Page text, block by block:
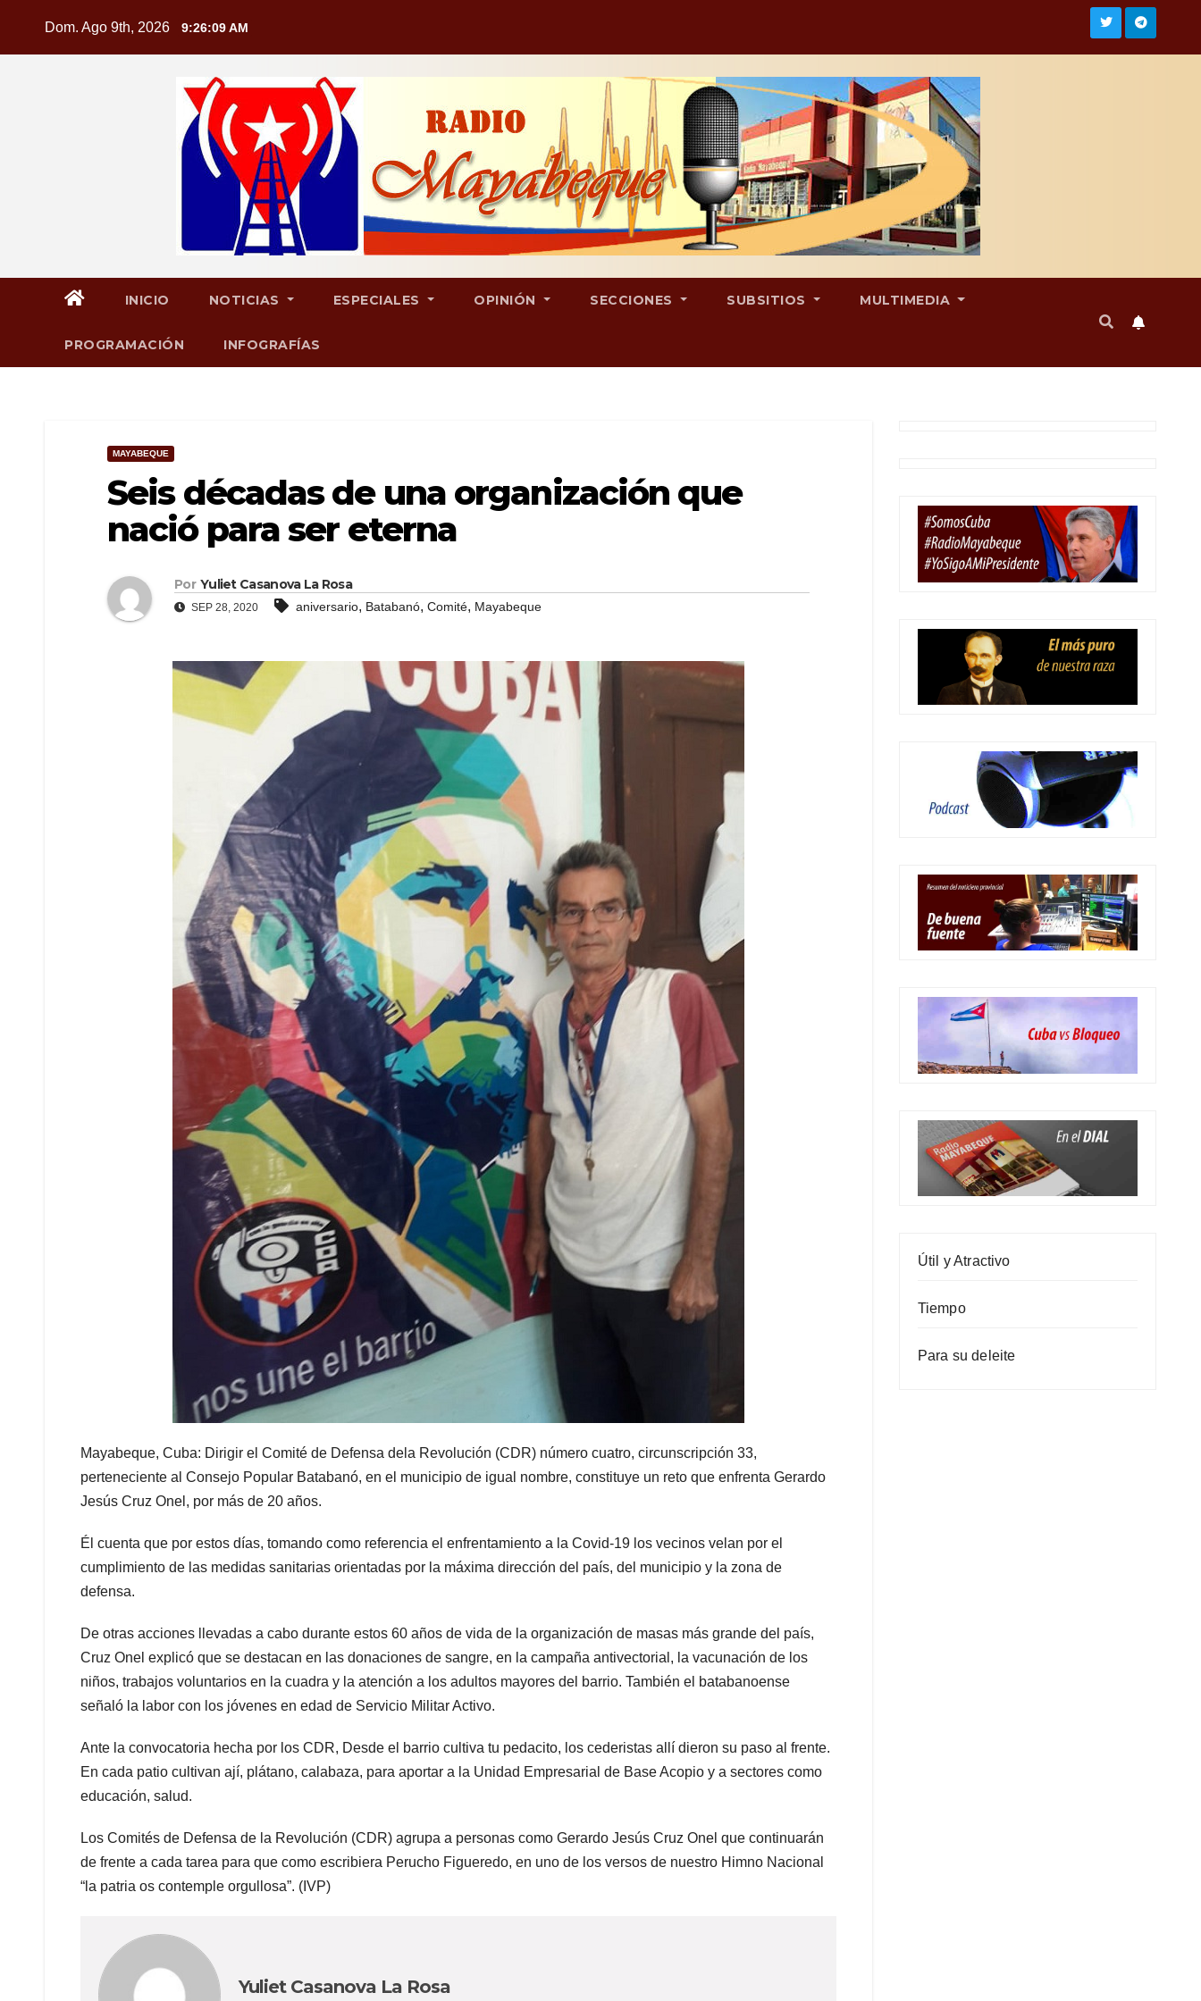
Dom. Ago 9th, 2026 9:26:11 AM
INICIO NOTICIAS ESPECIALES OPINIÓN SECCIONES SUBSITIOS MULTIMEDIA
PROGRAMACIÓN INFOGRAFÍAS
MAYABEQUE
Seis décadas de una organización que
nació para ser eterna
Por Yuliet Casanova La Rosa
SEP 28, 2020 aniversario, Batabanó, Comité, Mayabeque
Mayabeque, Cuba: Dirigir el Comité de Defensa dela Revolución (CDR) número cuatro, circunscripción 33,
perteneciente al Consejo Popular Batabanó, en el municipio de igual nombre, constituye un reto que enfrenta Gerardo
Jesús Cruz Onel, por más de 20 años.
Él cuenta que por estos días, tomando como referencia el enfrentamiento a la Covid-19 los vecinos velan por el
cumplimiento de las medidas sanitarias orientadas por la máxima dirección del país, del municipio y la zona de
defensa.
De otras acciones llevadas a cabo durante estos 60 años de vida de la organización de masas más grande del país,
Cruz Onel explicó que se destacan en las donaciones de sangre, en la campaña antivectorial, la vacunación de los
niños, trabajos voluntarios en la cuadra y la atención a los adultos mayores del barrio. También el batabanoense
señaló la labor con los jóvenes en edad de Servicio Militar Activo.
Ante la convocatoria hecha por los CDR, Desde el barrio cultiva tu pedacito, los cederistas allí dieron su paso al frente.
En cada patio cultivan ají, plátano, calabaza, para aportar a la Unidad Empresarial de Base Acopio y a sectores como
educación, salud.
Los Comités de Defensa de la Revolución (CDR) agrupa a personas como Gerardo Jesús Cruz Onel que continuarán
de frente a cada tarea para que como escribiera Perucho Figueredo, en uno de los versos de nuestro Himno Nacional
“la patria os contemple orgullosa”. (IVP)
Yuliet Casanova La Rosa
Útil y Atractivo
Tiempo
Para su deleite